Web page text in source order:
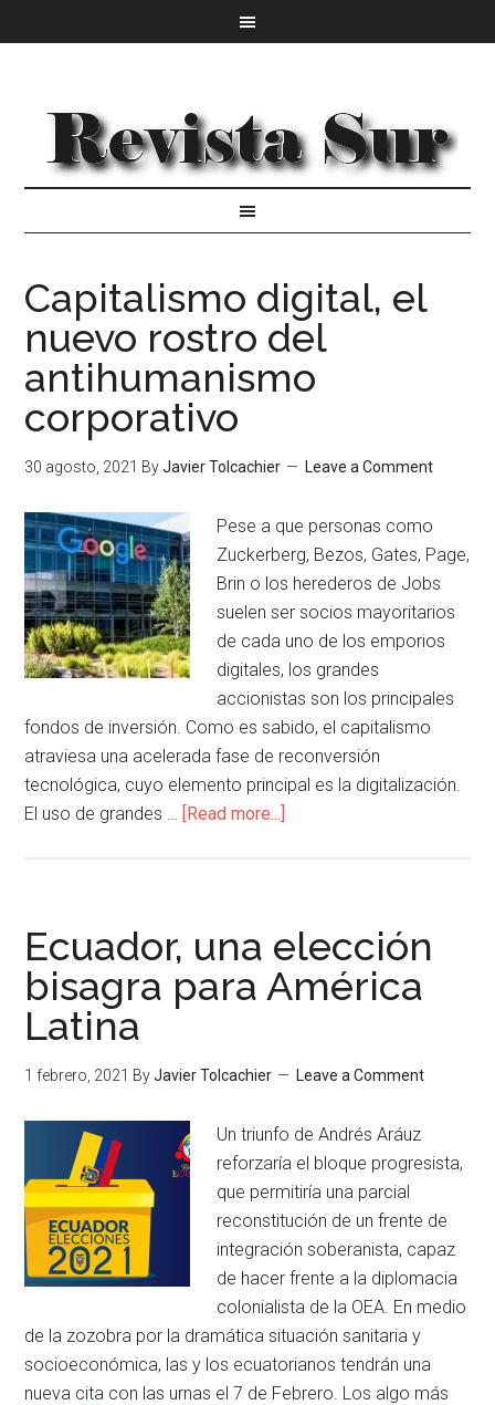
Capitalismo digital, el
nuevo rostro del
antihumanismo
corporativo
30 agosto, 2021 ByJavier Tolcachier Leave a Comment
Pese a que personas como
Zuckerberg, Bezos, Gates, Page,
Brin o los herederos de Jobs
suelen ser socios mayoritarios
de cada uno de los emporios
digitales, los grandes
accionistas son los principales
fondos de inversión. Como es sabido, el capitalismo
atraviesa una acelerada fase de reconversión
tecnológica, cuyo elemento principal es la digitalización.
El uso de grandes … [Read more...]
Ecuador, una elección
bisagra para América
Latina
1 febrero, 2021 ByJavier Tolcachier Leave a Comment
Un triunfo de Andrés Aráuz
reforzaría el bloque progresista,
que permitiría una parcial
reconstitución de un frente de
integración soberanista, capaz
de hacer frente a la diplomacia
colonialista de la OEA. En medio
de la zozobra por la dramática situación sanitaria y
socioeconómica, las y los ecuatorianos tendrán una
nueva cita con las urnas el 7 de Febrero. Los algo más